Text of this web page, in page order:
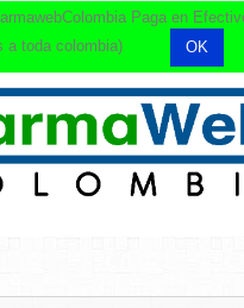
Paga en
a toda colombia)
OK